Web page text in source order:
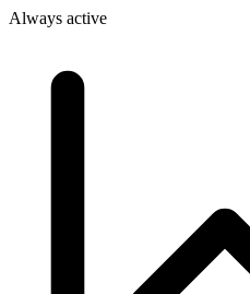
Always active